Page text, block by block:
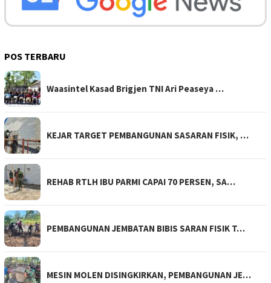
POS TERBARU
Waasintel Kasad Brigjen TNI Ari Peaseya …
KEJAR TARGET PEMBANGUNAN SASARAN FISIK, …
REHAB RTLH IBU PARMI CAPAI 70 PERSEN, SA…
PEMBANGUNAN JEMBATAN BIBIS SARAN FISIK T…
MESIN MOLEN DISINGKIRKAN, PEMBANGUNAN JE…